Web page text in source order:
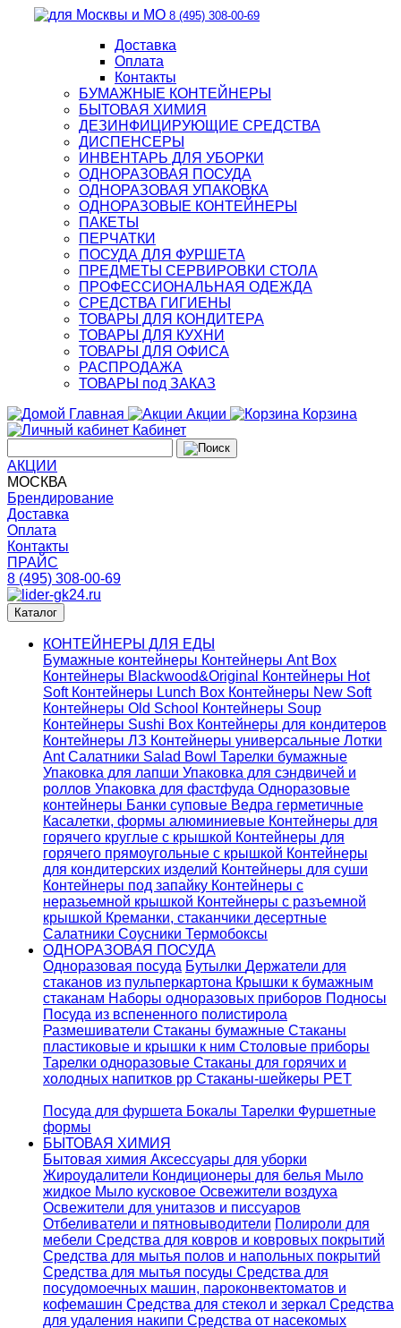
8 (495) 308-00-69
Доставка
Оплата
Контакты
БУМАЖНЫЕ КОНТЕЙНЕРЫ
БЫТОВАЯ ХИМИЯ
ДЕЗИНФИЦИРУЮЩИЕ СРЕДСТВА
ДИСПЕНСЕРЫ
ИНВЕНТАРЬ ДЛЯ УБОРКИ
ОДНОРАЗОВАЯ ПОСУДА
ОДНОРАЗОВАЯ УПАКОВКА
ОДНОРАЗОВЫЕ КОНТЕЙНЕРЫ
ПАКЕТЫ
ПЕРЧАТКИ
ПОСУДА ДЛЯ ФУРШЕТА
ПРЕДМЕТЫ СЕРВИРОВКИ СТОЛА
ПРОФЕССИОНАЛЬНАЯ ОДЕЖДА
СРЕДСТВА ГИГИЕНЫ
ТОВАРЫ ДЛЯ КОНДИТЕРА
ТОВАРЫ ДЛЯ КУХНИ
ТОВАРЫ ДЛЯ ОФИСА
РАСПРОДАЖА
ТОВАРЫ под ЗАКАЗ
Главная
Акции
Корзина
Кабинет
АКЦИИ
МОСКВА
Брендирование
Доставка
Оплата
Контакты
ПРАЙС
8 (495) 308-00-69
Каталог
КОНТЕЙНЕРЫ ДЛЯ ЕДЫ
Бумажные контейнеры Контейнеры Ant Box
Контейнеры Blackwood&Original
Контейнеры Hot
Soft Контейнеры Lunch Box Контейнеры New Soft
Контейнеры Old School Контейнеры Soup
Контейнеры Sushi Box Контейнеры для кондитеров
Контейнеры ЛЗ Контейнеры универсальные Лотки
AntСалатники Salad Bowl Тарелки бумажные
Упаковка для лапши Упаковка для сэндвичей и
роллов Упаковка для фастфуда Одноразовые
контейнеры Банки суповые Ведра герметичные
Касалетки, формы алюминиевые Контейнеры для
горячего круглые с крышкой Контейнеры для
горячего прямоугольные с крышкой Контейнеры
для кондитерских изделий Контейнеры для суши
Контейнеры под запайку Контейнеры с
неразьемной крышкой Контейнеры с разъемной
крышкой Креманки, стаканчики десертные
Салатники Соусники Термобоксы
ОДНОРАЗОВАЯ ПОСУДА
Одноразовая посуда Бутылки Держатели для
стаканов из пульперкартона Крышки к бумажным
стаканам Наборы одноразовых приборов Подносы
Посуда из вспененного полистирола
Размешиватели Стаканы бумажные Стаканы
пластиковые и крышки к ним Столовые приборы
Тарелки одноразовые Стаканы для горячих и
холодных напитков pp Стаканы-шейкеры PET
Посуда для фуршета Бокалы Тарелки Фуршетные
формы
БЫТОВАЯ ХИМИЯ
Бытовая химия Аксессуары для уборки
Жироудалители Кондиционеры для белья Мыло
жидкое Мыло кусковое Освежители воздуха
Освежители для унитазов и писсуаров
Отбеливатели и пятновыводители Полироли для
мебели Средства для ковров и ковровых покрытий
Средства для мытья полов и напольных покрытий
Средства для мытья посуды Средства для
посудомоечных машин, пароконвектоматов и
кофемашин Средства для стекол и зеркал Средства
для удаления накипи Средства от насекомых